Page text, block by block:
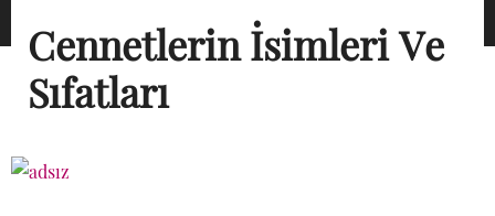
Cennetlerin İsimleri Ve
Sıfatları